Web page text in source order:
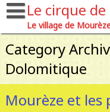
Le cirque
Le village de
Category
Dolomitique
Mourèze et